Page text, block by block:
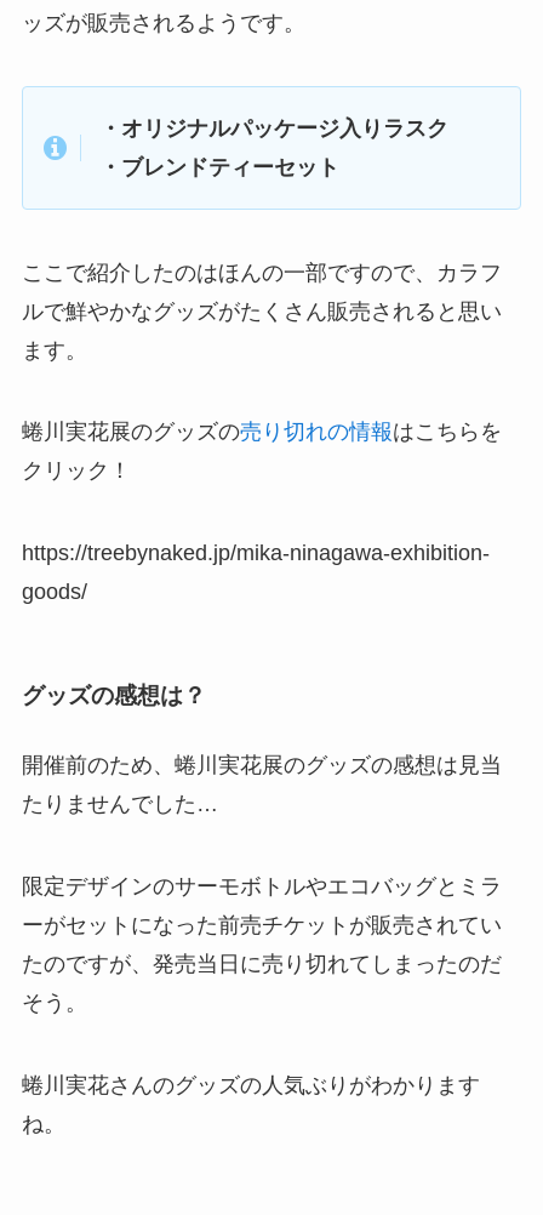
ッズが販売されるようです。
・オリジナルパッケージ入りラスク
・ブレンドティーセット
ここで紹介したのはほんの一部ですので、カラフ
ルで鮮やかなグッズがたくさん販売されると思い
ます。
蜷川実花展のグッズの売り切れの情報はこちらを
クリック！
https://treebynaked.jp/mika-ninagawa-exhibition-
goods/
グッズの感想は？
開催前のため、蜷川実花展のグッズの感想は見当
たりませんでした…
限定デザインのサーモボトルやエコバッグとミラ
ーがセットになった前売チケットが販売されてい
たのですが、発売当日に売り切れてしまったのだ
そう。
蜷川実花さんのグッズの人気ぶりがわかります
ね。